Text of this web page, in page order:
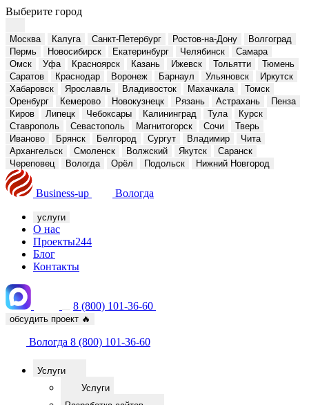
Выберите город
Москва Калуга Санкт-Петербург Ростов-на-Дону
Волгоград
Пермь
Новосибирск Екатеринбург Челябинск
Самара
Омск
Уфа Красноярск Казань Ижевск Тольятти
Тюмень
Саратов
Краснодар Воронеж Барнаул Ульяновск
Иркутск
Хабаровск
Ярославль Владивосток Махачкала
Томск
Оренбург
Кемерово Новокузнецк Рязань Астрахань
Пенза
Киров
Липецк Чебоксары Калининград Тула
Курск
Ставрополь
Севастополь Магнитогорск Сочи
Тверь
Иваново
Брянск Белгород Сургут Владимир
Чита
Архангельск
Смоленск Волжский Якутск
Саранск
Череповец
Вологда Орёл Подольск Нижний Новгород
Business-up Вологда
услуги
О нас
Проекты244
Блог
Контакты
8 (800) 101-36-60
обсудить проект 🔥
Вологда 8 (800) 101-36-60
Услуги
Услуги